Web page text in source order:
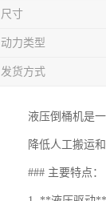
尺寸
动力类型
发货方式
液压倒桶机是
降低人工搬运
### 主要特点：